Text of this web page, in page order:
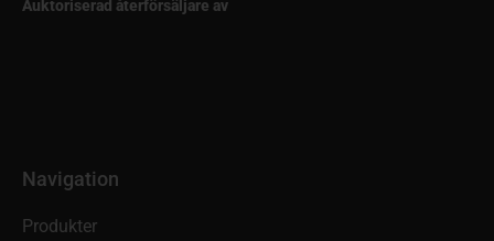
Auktoriserad återförsäljare av
Navigation
Produkter